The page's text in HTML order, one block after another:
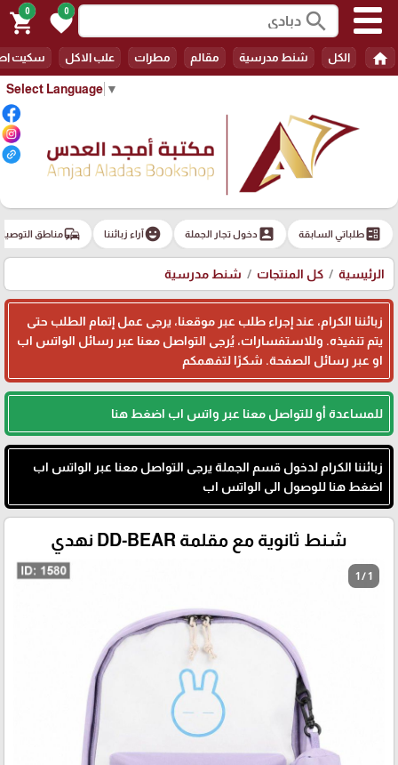
Select Language ▼
search
0
favorite
0
shopping_cart
home الكل شنط مدرسية مقالم مطرات علب الاكل سكيت
ballotطلباتي السابقة account_boxدخول تجار الجملة emoji_emotionsآراء زبائننا commuteمناطق
الرئيسية كل المنتجات شنط مدرسية
زبائننا الكرام، عند إجراء طلب عبر موقعنا، يرجى عمل إتمام الطلب حتى
يتم تنفيذه. وللاستفسارات، يُرجى التواصل معنا عبر رسائل الواتس اب
او عبر رسائل الصفحة. شكرًا لتفهمكم
للمساعدة أو للتواصل معنا عبر واتس اب اضغط هنا
زبائننا الكرام لدخول قسم الجملة يرجى التواصل معنا عبر الواتس اب
اضغط هنا للوصول الى الواتس اب
شنط ثانوية مع مقلمة DD-BEAR نهدي
1 / 1